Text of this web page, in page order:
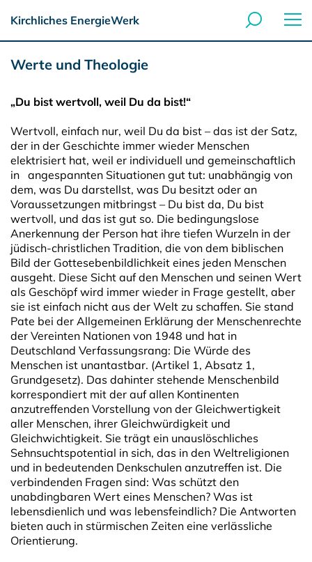
Kirchliches EnergieWerk
Werte und Theologie
„Du bist wertvoll, weil Du da bist!“
Wertvoll, einfach nur, weil Du da bist – das ist der Satz,
der in der Geschichte immer wieder Menschen
elektrisiert hat, weil er individuell und gemeinschaftlich
in angespannten Situationen gut tut: unabhängig von
dem, was Du darstellst, was Du besitzt oder an
Voraussetzungen mitbringst – Du bist da, Du bist
wertvoll, und das ist gut so. Die bedingungslose
Anerkennung der Person hat ihre tiefen Wurzeln in der
jüdisch-christlichen Tradition, die von dem biblischen
Bild der Gottesebenbildlichkeit eines jeden Menschen
ausgeht. Diese Sicht auf den Menschen und seinen Wert
als Geschöpf wird immer wieder in Frage gestellt, aber
sie ist einfach nicht aus der Welt zu schaffen. Sie stand
Pate bei der Allgemeinen Erklärung der Menschenrechte
der Vereinten Nationen von 1948 und hat in
Deutschland Verfassungsrang: Die Würde des
Menschen ist unantastbar. (Artikel 1, Absatz 1,
Grundgesetz). Das dahinter stehende Menschenbild
korrespondiert mit der auf allen Kontinenten
anzutreffenden Vorstellung von der Gleichwertigkeit
aller Menschen, ihrer Gleichwürdigkeit und
Gleichwichtigkeit. Sie trägt ein unauslöschliches
Sehnsuchtspotential in sich, das in den Weltreligionen
und in bedeutenden Denkschulen anzutreffen ist. Die
verbindenden Fragen sind: Was schützt den
unabdingbaren Wert eines Menschen? Was ist
lebensdienlich und was lebensfeindlich? Die Antworten
bieten auch in stürmischen Zeiten eine verlässliche
Orientierung.